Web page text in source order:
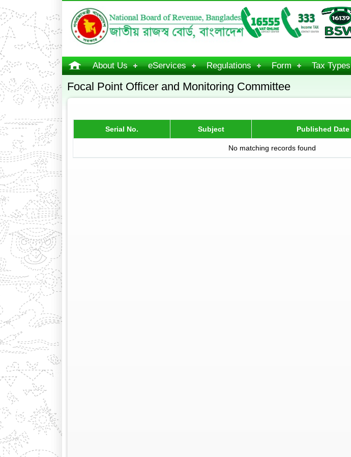
About Us eServices Regulations Form Tax Types
Focal Point Officer and Monitoring Committee
Serial No. Subject Published Date
No matching records found